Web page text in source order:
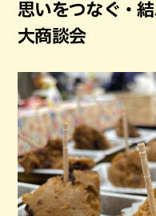
思いをつなぐ・
大商談会